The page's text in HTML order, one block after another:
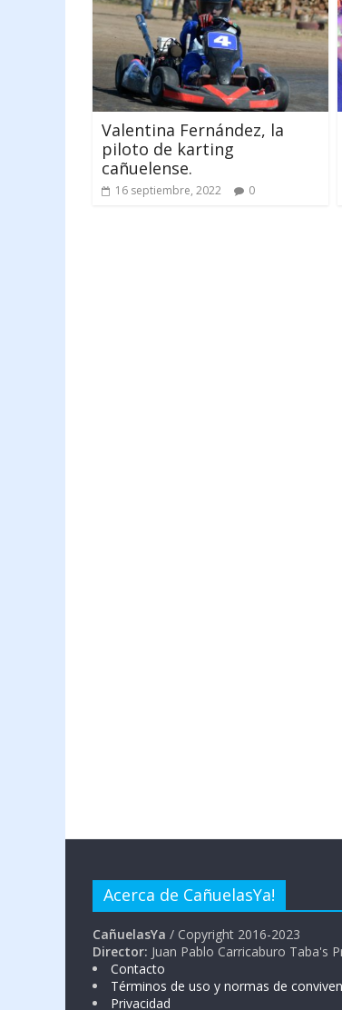
Valentina Fernández, la
piloto de karting
cañuelense.
16 septiembre, 2022 0
Acerca de CañuelasYa!
CañuelasYa / Copyright 2016-2023
Director: Juan Pablo Carricaburo Taba's
Contacto
Términos de uso y normas de
Privacidad